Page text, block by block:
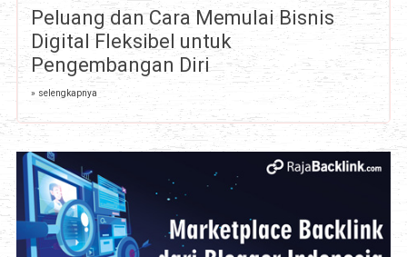
Peluang dan Cara Memulai Bisnis
Digital Fleksibel untuk
Pengembangan Diri
» selengkapnya